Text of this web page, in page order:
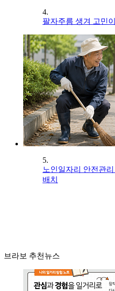
4.
팔자주름 생겨 고민
5.
노인일자리 안전관
배치
브라보 추천뉴스